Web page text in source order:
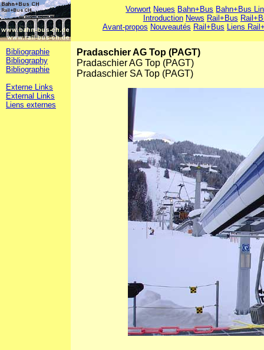
Vorwort Neues Bahn+Bus Bahn+Bus
Introduction News Rail+Bus
Avant-propos Nouveautés Rail+Bus Liens
Bibliographie
Bibliography
Bibliographie
Externe Links
External Links
Liens externes
Pradaschier AG Top (PAGT)
Pradaschier AG Top (PAGT)
Pradaschier SA Top (PAGT)